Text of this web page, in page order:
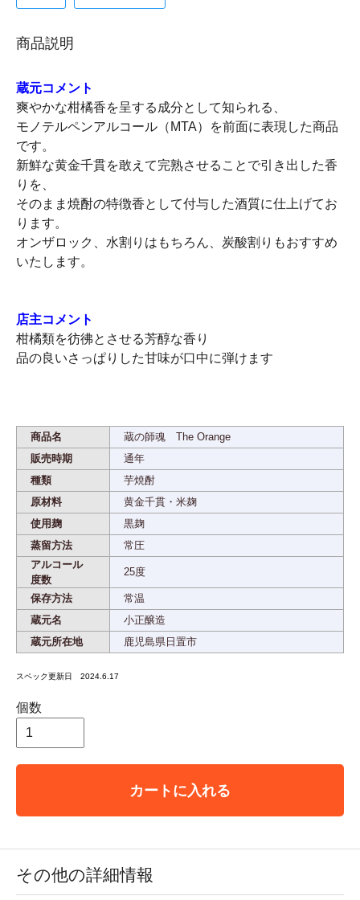
商品説明
蔵元コメント
爽やかな柑橘香を呈する成分として知られる、
モノテルペンアルコール（MTA）を前面に表現した商品
です。
新鮮な黄金千貫を敢えて完熟させることで引き出した香
りを、
そのまま焼酎の特徴香として付与した酒質に仕上げてお
ります。
オンザロック、水割りはもちろん、炭酸割りもおすすめ
いたします。
店主コメント
柑橘類を彷彿とさせる芳醇な香り
品の良いさっぱりした甘味が口中に弾けます
商品名
蔵の師魂 The Orange
販売時期
通年
種類
芋焼酎
原材料
黄金千貫・米麹
使用麹
黒麹
蒸留方法
常圧
アルコール
度数
25度
保存方法
常温
蔵元名
小正醸造
蔵元所在地
鹿児島県日置市
スペック更新日 2024.6.17
個数
カートに入れる
その他の詳細情報